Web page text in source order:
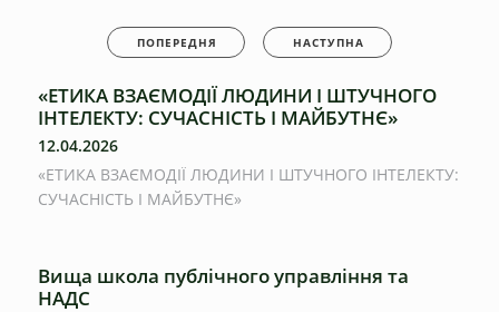
ПОПЕРЕДНЯ НАСТУПНА
«ЕТИКА ВЗАЄМОДІЇ ЛЮДИНИ І ШТУЧНОГО
ІНТЕЛЕКТУ: СУЧАСНІСТЬ І МАЙБУТНЄ»
12.04.2026
«ЕТИКА ВЗАЄМОДІЇ ЛЮДИНИ І ШТУЧНОГО ІНТЕЛЕКТУ:
СУЧАСНІСТЬ І МАЙБУТНЄ»
Вища школа публічного управління та
НАДС